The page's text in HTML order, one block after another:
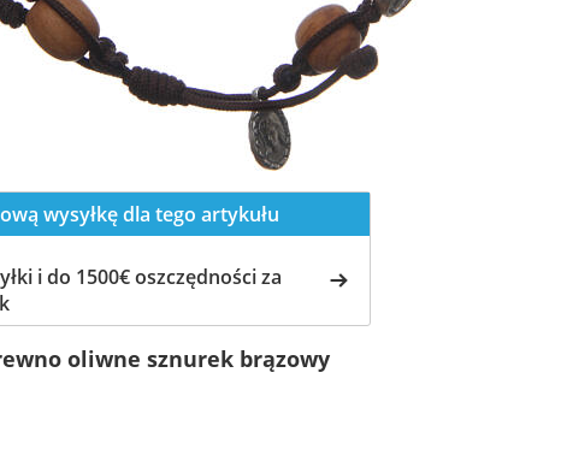
wysyłkę dla tego artykułu
i do 1500€ oszczędności za
oliwne sznurek brązowy